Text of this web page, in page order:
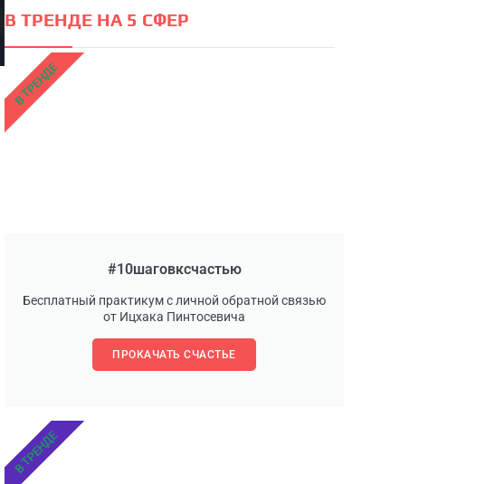
В ТРЕНДЕ НА 5 СФЕР
#10шаговксчастью
Бесплатный практикум с личной обратной связью
от Ицхака Пинтосевича
ПРОКАЧАТЬ СЧАСТЬЕ
В ТРЕНДЕ
В ТРЕНДЕ